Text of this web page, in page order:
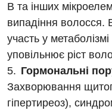
Заходи БПР
Інтернатура
Енциклопедія
Програма лояльності
Діагностика
Діагностичне
Ендоскопічне
Інструментальна
B та інших
випадіння волосся.
участь у
уповільнює ріст
Гормональні
Захворювання
гіпертиреоз),